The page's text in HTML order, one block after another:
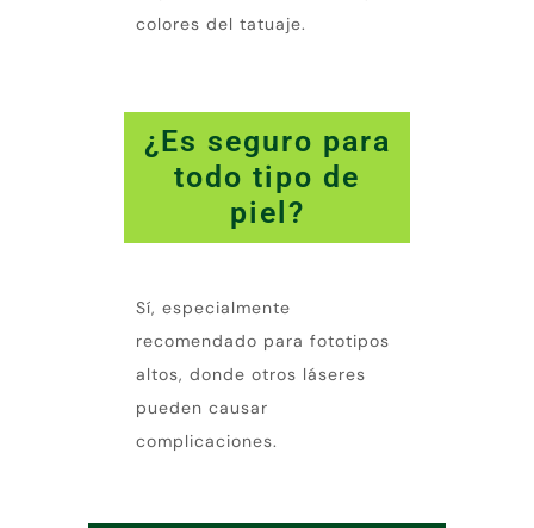
colores del tatuaje.
¿Es seguro para
todo tipo de
piel?
Sí, especialmente
recomendado para fototipos
altos, donde otros láseres
pueden causar
complicaciones.